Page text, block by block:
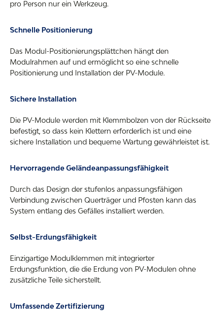
pro Person nur ein Werkzeug.
Schnelle Positionierung
Das Modul-Positionierungsplättchen hängt den
Modulrahmen auf und ermöglicht so eine schnelle
Positionierung und Installation der PV-Module.
Sichere Installation
Die PV-Module werden mit Klemmbolzen von der Rückseite
befestigt, so dass kein Klettern erforderlich ist und eine
sichere Installation und bequeme Wartung gewährleistet ist.
Hervorragende Geländeanpassungsfähigkeit
Durch das Design der stufenlos anpassungsfähigen
Verbindung zwischen Querträger und Pfosten kann das
System entlang des Gefälles installiert werden.
Selbst-Erdungsfähigkeit
Einzigartige Modulklemmen mit integrierter
Erdungsfunktion, die die Erdung von PV-Modulen ohne
zusätzliche Teile sicherstellt.
Umfassende Zertifizierung